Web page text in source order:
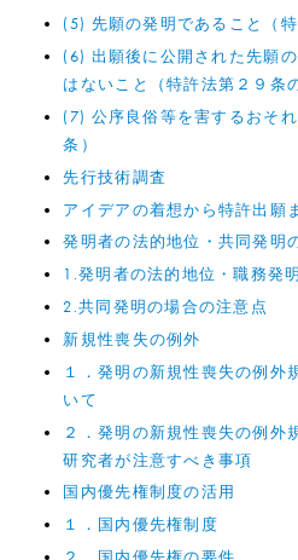
(5) 先願の発明であること（特
(6) 出願後に公開された先願
はないこと（特許法第２９条
(7) 公序良俗等を害するおそ
条）
先行技術調査
アイデアの着想から特許出願
発明者の法的地位・共同発明
1.発明者の法的地位・職務発
2.共同発明の場合の注意点
新規性喪失の例外
１．発明の新規性喪失の例外
いて
２．発明の新規性喪失の例外
研究者が注意すべき事項
国内優先権制度の活用
１．国内優先権制度